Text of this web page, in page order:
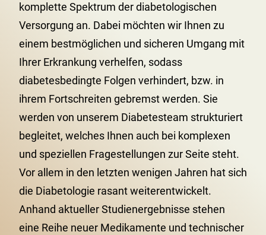
komplette Spektrum der diabetologischen
Versorgung an. Dabei möchten wir Ihnen zu
einem bestmöglichen und sicheren Umgang mit
Ihrer Erkrankung verhelfen, sodass
diabetesbedingte Folgen verhindert, bzw. in
ihrem Fortschreiten gebremst werden. Sie
werden von unserem Diabetesteam strukturiert
begleitet, welches Ihnen auch bei komplexen
und speziellen Fragestellungen zur Seite steht.
Vor allem in den letzten wenigen Jahren hat sich
die Diabetologie rasant weiterentwickelt.
Anhand aktueller Studienergebnisse stehen
eine Reihe neuer Medikamente und technischer